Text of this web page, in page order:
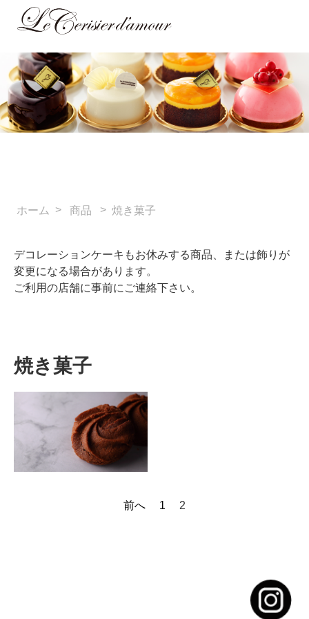
ホーム > 商品 > 焼き菓子
デコレーションケーキもお休みする商品、または飾りが
変更になる場合があります。
ご利用の店舗に事前にご連絡下さい。
焼き菓子
前へ 1 2